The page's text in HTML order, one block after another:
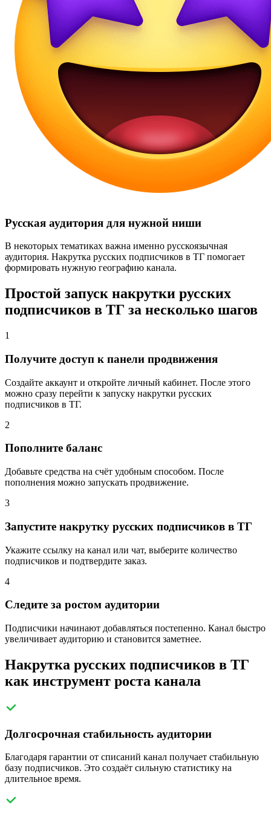
Русская аудитория для нужной ниши
В некоторых тематиках важна именно русскоязычная
аудитория. Накрутка русских подписчиков в ТГ помогает
формировать нужную географию канала.
Простой запуск накрутки русских
подписчиков в ТГ за несколько шагов
1
Получите доступ к панели продвижения
Создайте аккаунт и откройте личный кабинет. После этого
можно сразу перейти к запуску накрутки русских
подписчиков в ТГ.
2
Пополните баланс
Добавьте средства на счёт удобным способом. После
пополнения можно запускать продвижение.
3
Запустите накрутку русских подписчиков в ТГ
Укажите ссылку на канал или чат, выберите количество
подписчиков и подтвердите заказ.
4
Следите за ростом аудитории
Подписчики начинают добавляться постепенно. Канал быстро
увеличивает аудиторию и становится заметнее.
Накрутка русских подписчиков в ТГ
как инструмент роста канала
Долгосрочная стабильность аудитории
Благодаря гарантии от списаний канал получает стабильную
базу подписчиков. Это создаёт сильную статистику на
длительное время.